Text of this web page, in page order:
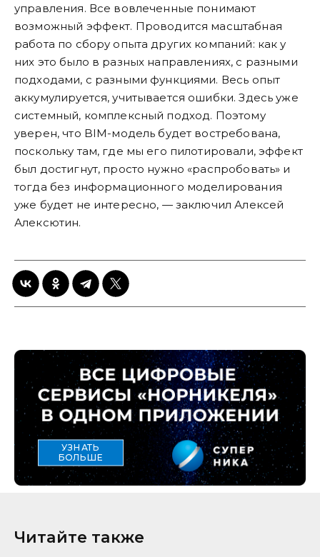
управления. Все вовлеченные понимают
возможный эффект. Проводится масштабная
работа по сбору опыта других компаний: как у
них это было в разных направлениях, с разными
подходами, с разными функциями. Весь опыт
аккумулируется, учитывается ошибки. Здесь уже
системный, комплексный подход. Поэтому
уверен, что BIM-модель будет востребована,
поскольку там, где мы его пилотировали, эффект
был достигнут, просто нужно «распробовать» и
тогда без информационного моделирования
уже будет не интересно, — заключил Алексей
Алексютин.
УЗНАТЬ
БОЛЬШЕ
Читайте также